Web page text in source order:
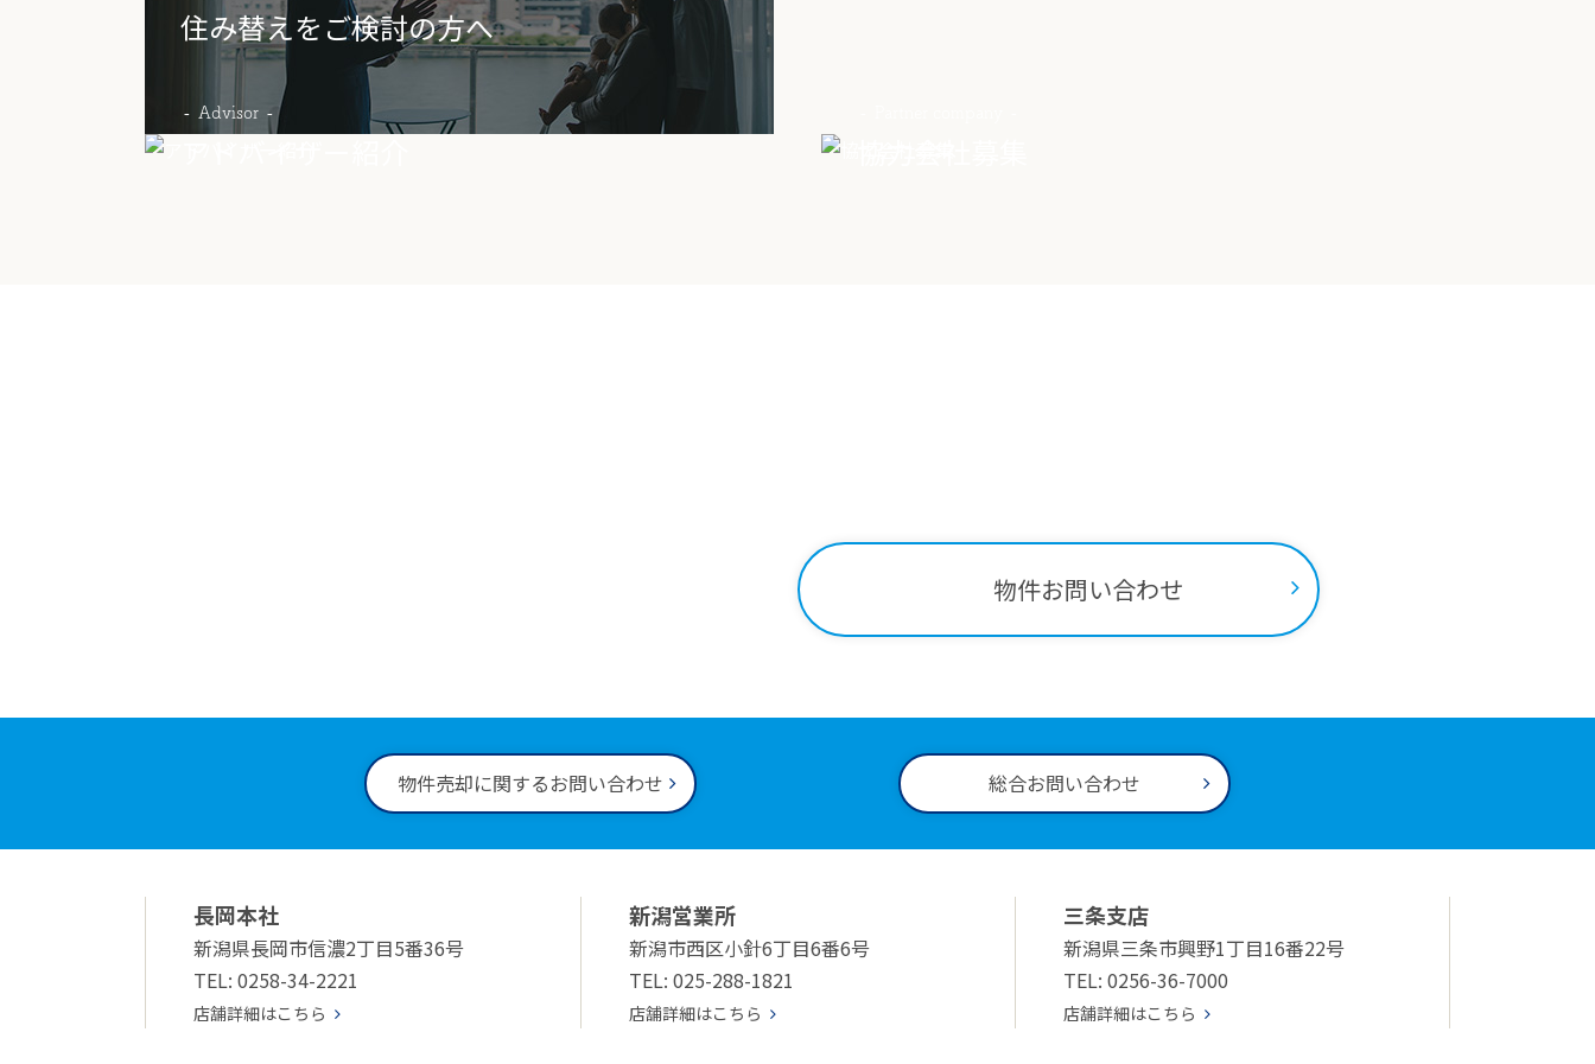
住み替えをご検討の方へ
Advisor
物件お問い合わせ
物件売却に関するお問い合わせ 総合お問い合わせ
長岡本社
新潟県長岡市信濃2丁目5番36号
TEL: 0258-34-2221
店舗詳細はこちら
新潟営業所
新潟市西区小針6丁目6番6号
TEL: 025-288-1821
店舗詳細はこちら
三条支店
新潟県三条市興野1丁目16番22号
TEL: 0256-36-7000
店舗詳細はこちら